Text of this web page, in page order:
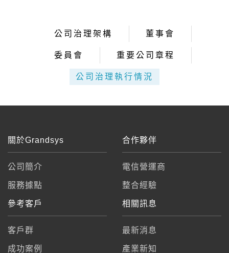
公司治理架構 董事會
委員會 重要公司章程
公司治理執行情況
關於Grandsys
公司簡介
服務據點
合作夥伴
電信營運商
整合經驗
參考客戶
客戶群
成功案例
相關訊息
最新消息
產業新知